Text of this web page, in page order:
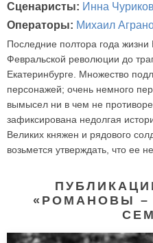
Сценаристы: Инна
Операторы: Михаил
Последние полтора года
Февральской революции до
Екатеринбурге. Множество
персонажей; очень немного
вымысел ни в чем не
зафиксирована недолгая
Великих княжен и рядового
возьмется утверждать, что ее
«РОМАНОВЫ –